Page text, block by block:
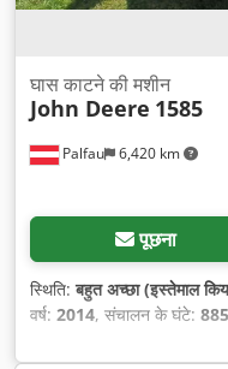
Palfau 6,420 km
घास काटने की मशीन
John Deere 1585
पूछना
स्थिति:बहुत अच्छा (इस्तेमाल
वर्ष: 2014, संचालन के घंटे: